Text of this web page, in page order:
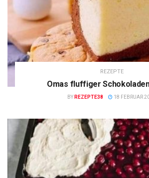
REZEPTE
Omas fluffiger
BY REZEPTE38 18 FEBRUAR